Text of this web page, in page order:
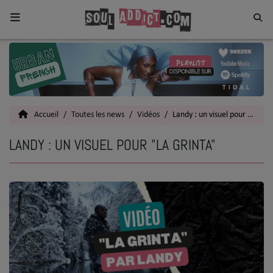
Home
Toutes les News
Actu
Interviews
Talents
Top 5
Accueil Toutes les news Vidéos Landy : un visuel pour "La Grinta"
LANDY : UN VISUEL POUR "LA GRINTA"